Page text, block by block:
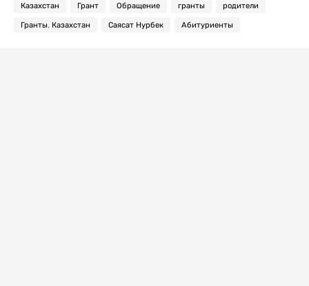
Казахстан Грант Обращение гранты родители
Гранты. Казахстан Саясат Нурбек Абитуриенты